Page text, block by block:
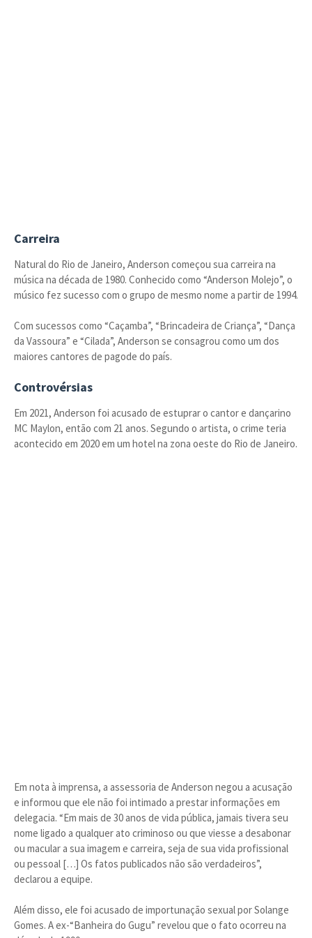
Carreira
Natural do Rio de Janeiro, Anderson começou sua carreira na
música na década de 1980. Conhecido como “Anderson Molejo”, o
músico fez sucesso com o grupo de mesmo nome a partir de 1994.
Com sucessos como “Caçamba”, “Brincadeira de Criança”, “Dança
da Vassoura” e “Cilada”, Anderson se consagrou como um dos
maiores cantores de pagode do país.
Controvérsias
Em 2021, Anderson foi acusado de estuprar o cantor e dançarino
MC Maylon, então com 21 anos. Segundo o artista, o crime teria
acontecido em 2020 em um hotel na zona oeste do Rio de Janeiro.
Em nota à imprensa, a assessoria de Anderson negou a acusação
e informou que ele não foi intimado a prestar informações em
delegacia. “Em mais de 30 anos de vida pública, jamais tivera seu
nome ligado a qualquer ato criminoso ou que viesse a desabonar
ou macular a sua imagem e carreira, seja de sua vida profissional
ou pessoal […] Os fatos publicados não são verdadeiros”,
declarou a equipe.
Além disso, ele foi acusado de importunação sexual por Solange
Gomes. A ex-“Banheira do Gugu” revelou que o fato ocorreu na